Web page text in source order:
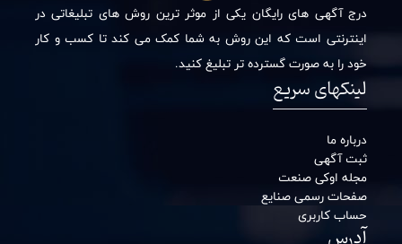
درج آگهی های رایگان یکی از موثر ترین روش های تبلیغاتی در
اینترنتی است که این روش به شما کمک می کند تا کسب و کار
خود را به صورت گسترده تر تبلیغ کنید.
لینکهای سریع
درباره ما
ثبت آگهی
مجله اوکی صنعت
صفحات رسمی صنایع
حساب کاربری